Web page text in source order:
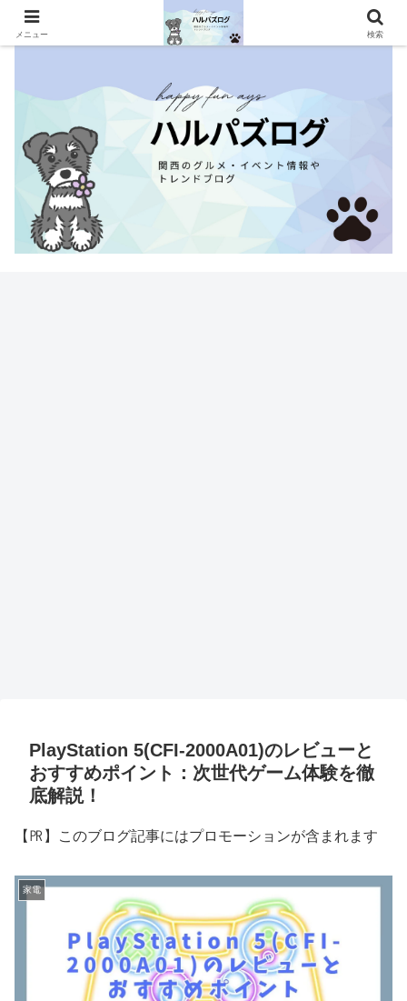
関西のグルメ・イベント情報やトレンドブログ
PlayStation 5(CFI-2000A01)のレビューと
おすすめポイント：次世代ゲーム体験を徹
底解説！
【㏚】このブログ記事にはプロモーションが含まれます
家電
メニュー 検索